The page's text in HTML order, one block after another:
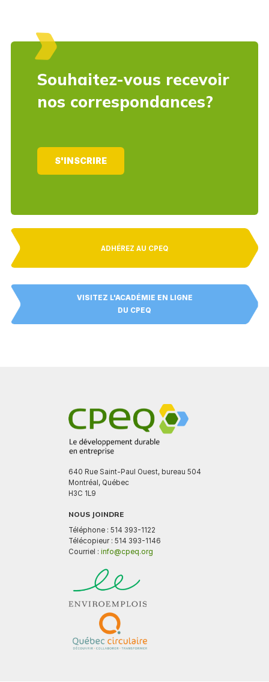
Souhaitez-vous recevoir
nos correspondances?
S'INSCRIRE
ADHÉREZ AU CPEQ
VISITEZ L'ACADÉMIE EN LIGNE
DU CPEQ
640 Rue Saint-Paul Ouest, bureau 504
Montréal, Québec
H3C 1L9
NOUS JOINDRE
Téléphone : 514 393-1122
Télécopieur : 514 393-1146
Courriel : info@cpeq.org